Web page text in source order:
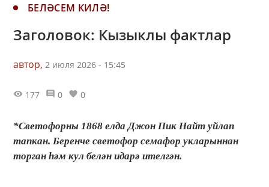
БЕЛӘСЕМ КИЛӘ!
Заголовок: Кызыклы фактлар
автор, 2 июля 2026 - 15:45
177 0 0
*Светофорны 1868 елда Джон Пик Найт уйлап
тапкан. Беренче светофор семафор укларыннан
торган һәм кул белән идарә ителгән.